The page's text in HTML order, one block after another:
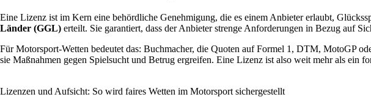
Eine Lizenz ist im Kern eine behördliche Genehmigung, die es einem Anbieter erlaubt,
Länder (GGL) erteilt. Sie garantiert, dass der Anbieter strenge Anforderungen in Bezug auf
Für Motorsport-Wetten bedeutet das: Buchmacher, die Quoten auf Formel 1, DTM, MotoGP
sie Maßnahmen gegen Spielsucht und Betrug ergreifen. Eine Lizenz ist also weit mehr als ein
Lizenzen und Aufsicht: So wird faires Wetten im Motorsport sichergestellt